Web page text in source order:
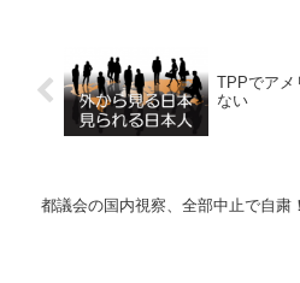
TPPでアメ
ない
都議会の国内視察、全部中止で自粛